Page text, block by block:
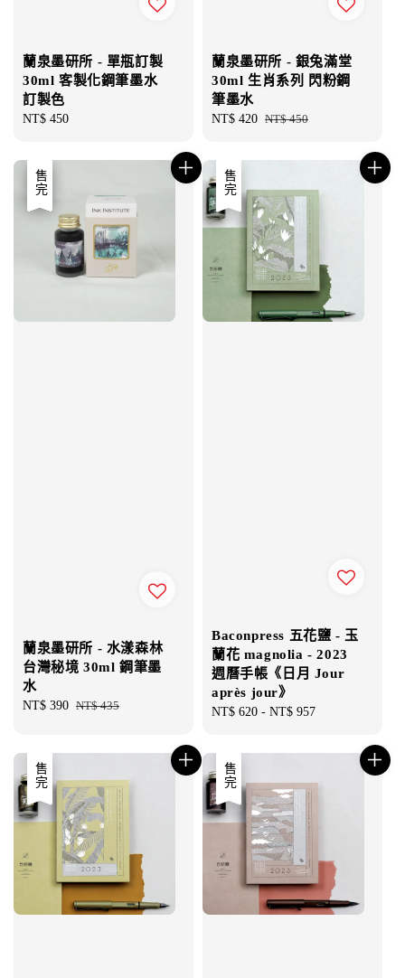
蘭泉墨研所 - 單瓶訂製
30ml 客製化鋼筆墨水
訂製色
Regular
NT$ 450
蘭泉墨研所 - 銀兔滿堂
30ml 生肖系列 閃粉鋼
筆墨水
Sale
NT$ 420 Regular
NT$ 450
優惠
售完
蘭泉墨研所 - 水漾森林
台灣秘境 30ml 鋼筆墨
水
Sale
NT$ 390 Regular
NT$ 435
售完
Baconpress 五花鹽 - 玉
蘭花 magnolia - 2023
週曆手帳《日月 Jour
après jour》
Regular
NT$ 620 - NT$ 957
售完 售完